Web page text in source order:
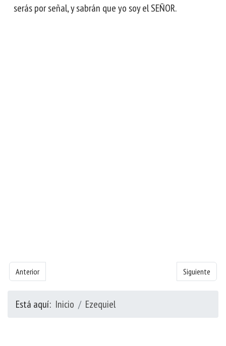
serás por señal, y sabrán que yo soy el SEÑOR.
Artículo anterior: Libro de Ezequiel - Capítulo 23
Anterior Artículo
Siguiente
Está aquí: Inicio Ezequiel